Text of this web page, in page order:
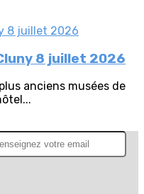
8 juillet 2026
anciens musées de